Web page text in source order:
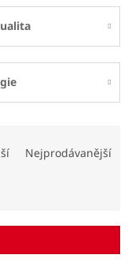
Nejprodávanější